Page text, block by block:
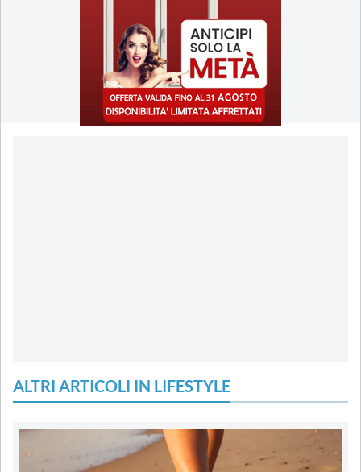
ALTRI ARTICOLI IN LIFESTYLE